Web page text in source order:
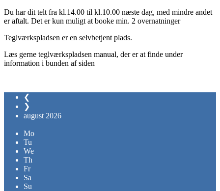
Du har dit telt fra kl.14.00 til kl.10.00 næste dag, med mindre andet
er aftalt. Det er kun muligt at booke min. 2 overnatninger
Teglværkspladsen er en selvbetjent plads.
Læs gerne teglværkspladsen manual, der er at finde under
information i bunden af siden
❮
❯
august 2026
Mo
Tu
We
Th
Fr
Sa
Su